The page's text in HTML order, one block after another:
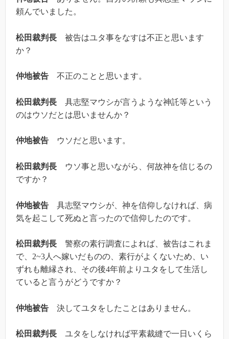
頼んでいました。
松田裁判長 被告はユタ事をなすは不正と思います
か？
仲地被告 不正のことと思います。
松田裁判長 具志堅マウシが言うような神託等という
のはウソだとは思いませんか？
仲地被告 ウソだと思います。
松田裁判長 ウソ事と思いながら、何故神を信じるの
ですか？
仲地被告 具志堅マウシが、神を信仰しなければ、病
気を起こして死ぬと言ったので信仰したのです。
松田裁判長 警察の素行調査によれば、被告はこれま
で、2~3人へ嫁いだものの、素行がよくないため、い
ずれも離縁され、その後4年前よりユタをして生活し
ていると言うがどうですか？
仲地被告 決してユタをしたことはありません。
松田裁判長 ユタをしなければ平素裁縫で一日いくら